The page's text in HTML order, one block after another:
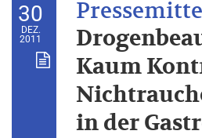
30
DEZ.
2011
Kaum
in der